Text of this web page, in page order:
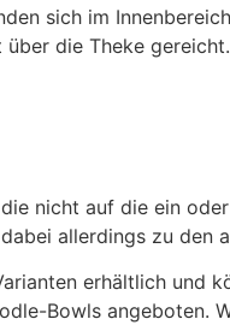
sich im
die Theke
nicht auf die ein
allerdings zu
erhältlich
Bowls angeboten.